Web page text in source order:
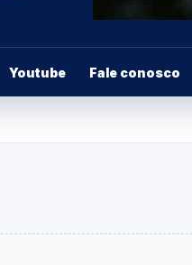
Youtube Fale conosco